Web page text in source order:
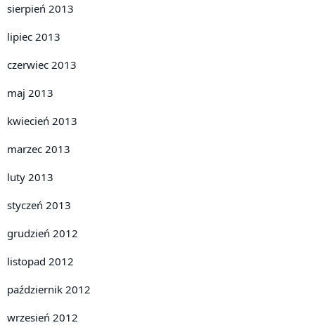
sierpień 2013
lipiec 2013
czerwiec 2013
maj 2013
kwiecień 2013
marzec 2013
luty 2013
styczeń 2013
grudzień 2012
listopad 2012
październik 2012
wrzesień 2012